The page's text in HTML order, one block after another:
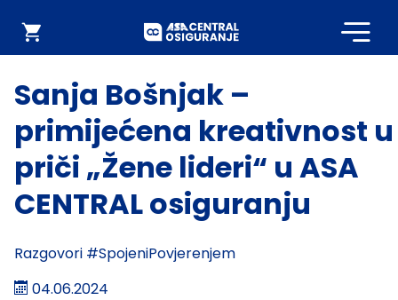
Webshop
Sanja Bošnjak –
primijećena kreativnost u
priči „Žene lideri“ u ASA
CENTRAL osiguranju
Razgovori #SpojeniPovjerenjem
04.06.2024